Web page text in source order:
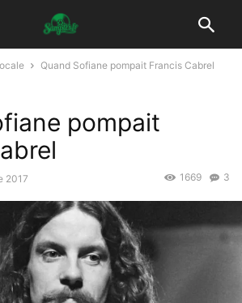
Quand Sofiane pompait Francis Cabrel
pompait
2017 3
1669